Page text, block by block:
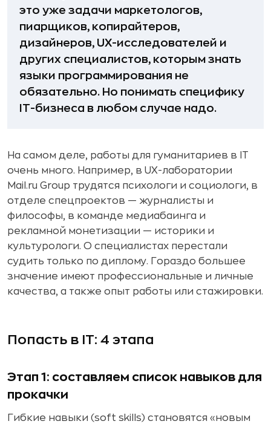
это уже задачи маркетологов,
пиарщиков, копирайтеров,
дизайнеров, UX-исследователей и
других специалистов, которым знать
языки программирования не
обязательно. Но понимать специфику
IT-бизнеса в любом случае надо.
На самом деле, работы для гуманитариев в IT
очень много. Например, в UX-лаборатории
Mail.ru Group трудятся психологи и социологи, в
отделе спецпроектов — журналисты и
философы, в команде медиабаинга и
рекламной монетизации — историки и
культурологи. О специалистах перестали
судить только по диплому. Гораздо большее
значение имеют профессиональные и личные
качества, а также опыт работы или стажировки.
Попасть в IT: 4 этапа
Этап 1: составляем список навыков для
прокачки
Гибкие навыки (soft skills) становятся «новым